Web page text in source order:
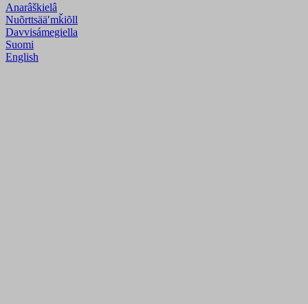
Anarâškielâ
Nuõrttsääʹmǩiõll
Davvisámegiella
Suomi
English